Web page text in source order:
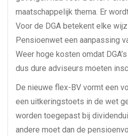
maatschappelijk thema. Er
Voor de DGA betekent elke
Pensioenwet een aanpassing
Weer hoge kosten omdat
dus dure adviseurs moeten
De nieuwe flex-BV vormt een
een uitkeringstoets in de wet
worden toegepast bij
andere moet dan de